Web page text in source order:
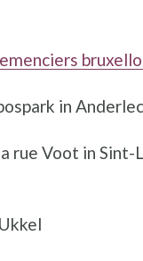
nieuw venster
in
venster
rue Voot in Sint-